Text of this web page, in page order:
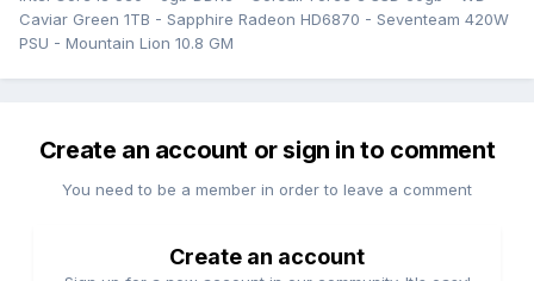
Caviar Green 1TB - Sapphire Radeon HD6870 - Seventeam 420W
PSU - Mountain Lion 10.8 GM
Create an account or sign in to comment
You need to be a member in order to leave a comment
Create an account